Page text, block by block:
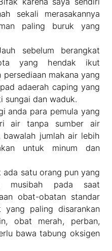
sekali merasakannya
paling buruk yang
sebelum berangkat
yang hendak ikut
persediaan makana yang
adaerah caping yang
sungai dan waduk.
anda para pemula yang
air tanpa sumber air
jumlah air lebih
untuk minum dan
ada satu orang pun yang
musibah pada saat
obat-obatan standar
paling disarankan
obat merah, perban,
bawa tabung oksigen